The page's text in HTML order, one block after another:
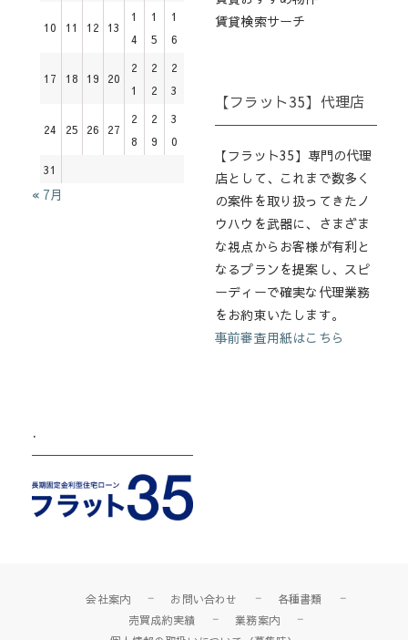
10 11 12 13
1
4
1
5
1
6
17 18 19 20
2
1
2
2
2
3
24 25 26 27
2
8
2
9
3
0
31
« 7月
賃貸検索サーチ
【フラット35】代理店
【フラット35】専門の代理
店として、これまで数多く
の案件を取り扱ってきたノ
ウハウを武器に、さまざま
な視点からお客様が有利と
なるプランを提案し、スピ
ーディーで確実な代理業務
をお約束いたします。
事前審査用紙はこちら
.
会社案内 お問い合わせ
各種書類
売買成約実績
業務案内